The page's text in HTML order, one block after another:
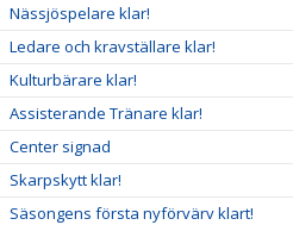
Nässjöspelare klar!
Ledare och kravställare klar!
Kulturbärare klar!
Assisterande Tränare klar!
Center signad
Skarpskytt klar!
Säsongens första nyförvärv klart!